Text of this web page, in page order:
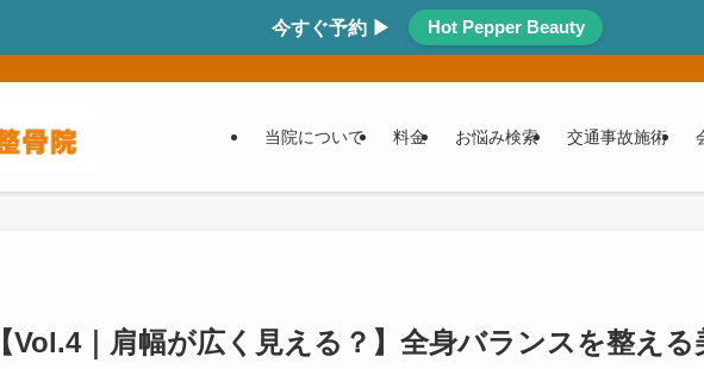
今すぐ予約 ▶ Hot Pepper Beauty
当院について 料金 お悩み検索 交通事故施術
【Vol.4｜肩幅が広く見える？】全身バランスを整える